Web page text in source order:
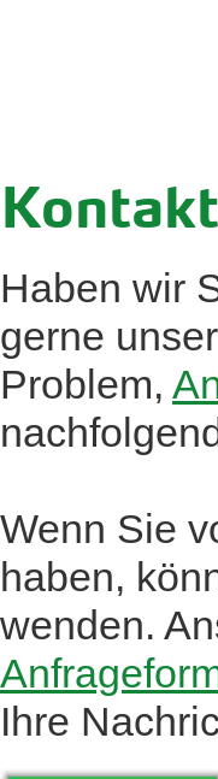
Kontakt
Haben wir
gerne
Problem,
Wenn Sie
haben,
wenden.
Ihre Nachri